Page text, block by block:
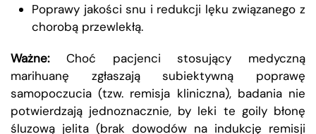
Poprawy jakości snu i redukcji lęku związanego z
chorobą przewlekłą.
Ważne:Choć pacjenci stosujący medyczną
marihuanę zgłaszają subiektywną poprawę
samopoczucia (tzw. remisja kliniczna), badania nie
potwierdzają jednoznacznie, by leki te goily błonę
śluzową jelita (brak dowodów na indukcję remisji